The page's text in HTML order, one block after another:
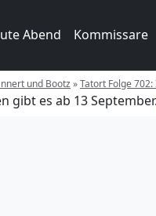
Abend Kommissare
und Bootz»Tatort Folge
gibt es ab 13 September.